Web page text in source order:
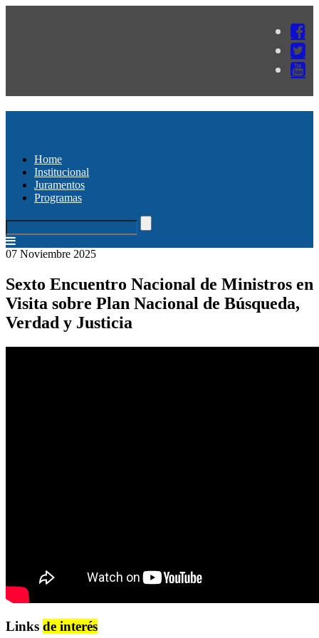
Home
Institucional
Juramentos
Programas
07 Noviembre 2025
Sexto Encuentro Nacional de Ministros en
Visita sobre Plan Nacional de Búsqueda,
Verdad y Justicia
Links de interés